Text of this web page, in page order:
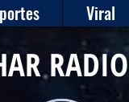
Viral
RADIO